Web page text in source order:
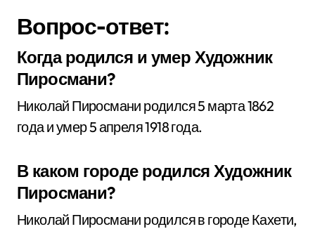
Вопрос-ответ:
Когда родился и умер Художник
Пиросмани?
Николай Пиросмани родился 5 марта 1862
года и умер 5 апреля 1918 года.
В каком городе родился Художник
Пиросмани?
Николай Пиросмани родился в городе Кахети,